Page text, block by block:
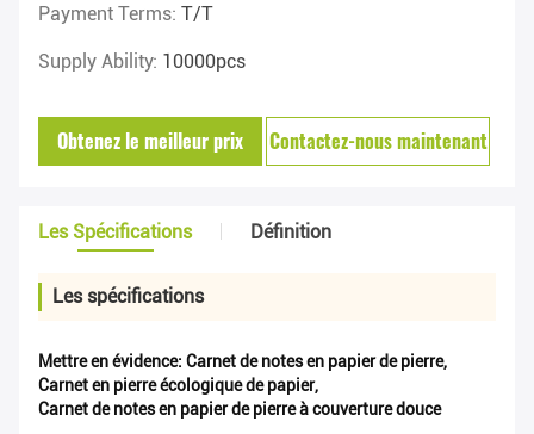
Payment Terms: T/T
Supply Ability: 10000pcs
Obtenez le meilleur prix Contactez-nous maintenant
Les Spécifications Définition
Les spécifications
Mettre en évidence: Carnet de notes en papier de pierre,
Carnet en pierre écologique de papier,
Carnet de notes en papier de pierre à couverture douce